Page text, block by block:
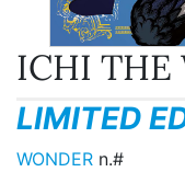
ICHI THE
LIMITED
WONDER n.#